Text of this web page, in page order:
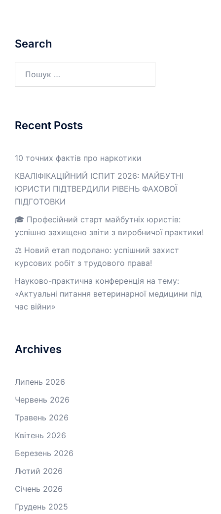
Search
Recent Posts
10 точних фактів про наркотики
КВАЛІФІКАЦІЙНИЙ ІСПИТ 2026: МАЙБУТНІ
ЮРИСТИ ПІДТВЕРДИЛИ РІВЕНЬ ФАХОВОЇ
ПІДГОТОВКИ
🎓 Професійний старт майбутніх юристів:
успішно захищено звіти з виробничої практики!
⚖️ Новий етап подолано: успішний захист
курсових робіт з трудового права!
Науково-практична конференція на тему:
«Актуальні питання ветеринарної медицини під
час війни»
Archives
Липень 2026
Червень 2026
Травень 2026
Квітень 2026
Березень 2026
Лютий 2026
Січень 2026
Грудень 2025